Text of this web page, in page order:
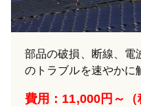
部品の破損、断線、電
のトラブルを速やかに
費用：11,000円～（